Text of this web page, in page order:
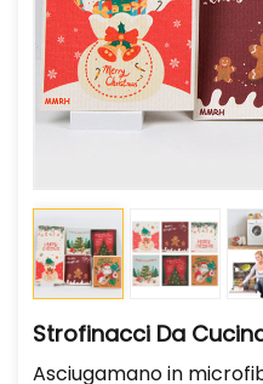
Strofinacci Da
Asciugamano in